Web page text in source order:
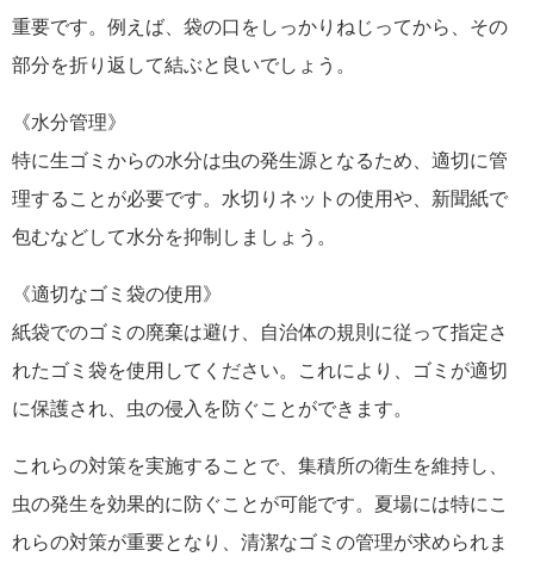
重要です。例えば、袋の口をしっかりねじってから、その
部分を折り返して結ぶと良いでしょう。
《水分管理》
特に生ゴミからの水分は虫の発生源となるため、適切に管
理することが必要です。水切りネットの使用や、新聞紙で
包むなどして水分を抑制しましょう。
《適切なゴミ袋の使用》
紙袋でのゴミの廃棄は避け、自治体の規則に従って指定さ
れたゴミ袋を使用してください。これにより、ゴミが適切
に保護され、虫の侵入を防ぐことができます。
これらの対策を実施することで、集積所の衛生を維持し、
虫の発生を効果的に防ぐことが可能です。夏場には特にこ
れらの対策が重要となり、清潔なゴミの管理が求められま